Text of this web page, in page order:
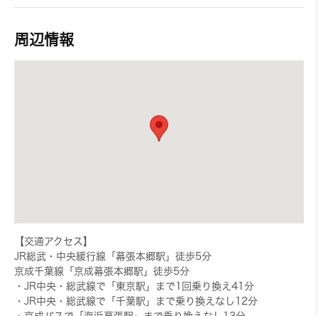
周辺情報
【交通アクセス】
JR総武・中央緩行線「幕張本郷駅」徒歩5分
京成千葉線「京成幕張本郷駅」徒歩5分
・JR中央・総武線で「東京駅」まで1回乗り換え41分
・JR中央・総武線で「千葉駅」まで乗り換えなし12分